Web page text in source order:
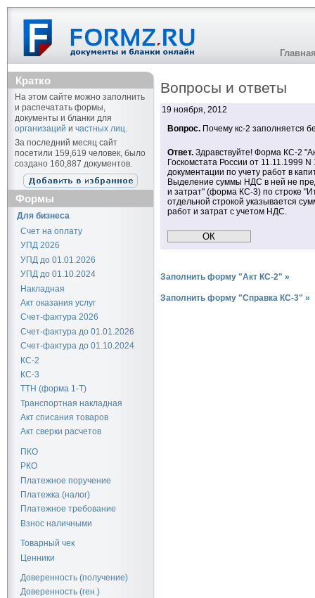
Кратко
На этом сайте можно заполнить
и распечатать формы,
документы и бланки для
организаций и частных лиц.
За последний месяц сайт
посетили 159,619 человек, было
создано 160,887 документов.
Формы
Для бизнеса
Счет на оплату
УПД 2026
УПД до 01.01.2026
УПД до 01.10.2024
Накладная
Акт оказания услуг
Счет-фактура 2026
Счет-фактура до 01.01.2026
Счет-фактура до 01.10.2024
КС-2
КС-3
ТТН (форма 1-Т)
Транспортная накладная
Акт списания товаров
Акт сверки расчетов
ПКО
РКО
Платежное поручение
Платежка (налог)
Платежное требование
Взнос наличными
Товарный чек
Ценники
Доверенность (получение)
Доверенность (ген.)
Вопросы и ответы
19 ноября, 2012
Вопрос. Почему кс-2 заполняется
Ответ. Здравствуйте! Форма КС-2
Госкомстата России от 11.11.1999
документации по учету работ в
Выделение суммы НДС в ней не
и затрат" (форма КС-3) по строке
отдельной строкой указывается
работ и затрат с учетом НДС.
Заполнить форму "Акт КС-2" »
Заполнить форму "Справка КС-3" »